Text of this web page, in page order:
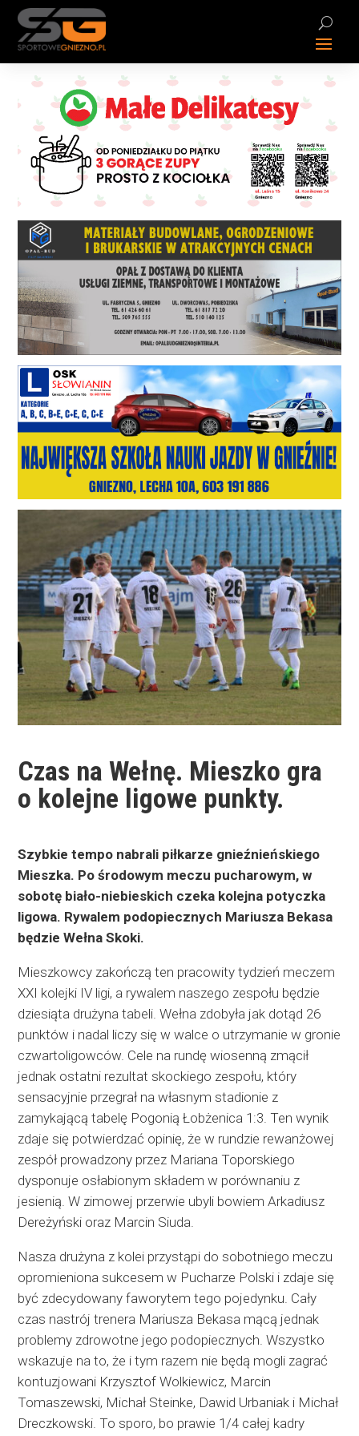
Czas na Wełnę. Mieszko gra
o kolejne ligowe punkty.
Szybkie tempo nabrali piłkarze gnieźnieńskiego
Mieszka. Po środowym meczu pucharowym, w
sobotę biało-niebieskich czeka kolejna potyczka
ligowa. Rywalem podopiecznych Mariusza Bekasa
będzie Wełna Skoki.
Mieszkowcy zakończą ten pracowity tydzień meczem
XXI kolejki IV ligi, a rywalem naszego zespołu będzie
dziesiąta drużyna tabeli. Wełna zdobyła jak dotąd 26
punktów i nadal liczy się w walce o utrzymanie w gronie
czwartoligowców. Cele na rundę wiosenną zmącił
jednak ostatni rezultat skockiego zespołu, który
sensacyjnie przegrał na własnym stadionie z
zamykającą tabelę Pogonią Łobżenica 1:3. Ten wynik
zdaje się potwierdzać opinię, że w rundzie rewanżowej
zespół prowadzony przez Mariana Toporskiego
dysponuje osłabionym składem w porównaniu z
jesienią. W zimowej przerwie ubyli bowiem Arkadiusz
Dereżyński oraz Marcin Siuda.
Nasza drużyna z kolei przystąpi do sobotniego meczu
opromieniona sukcesem w Pucharze Polski i zdaje się
być zdecydowany faworytem tego pojedynku. Cały
czas nastrój trenera Mariusza Bekasa mącą jednak
problemy zdrowotne jego podopiecznych. Wszystko
wskazuje na to, że i tym razem nie będą mogli zagrać
kontuzjowani Krzysztof Wolkiewicz, Marcin
Tomaszewski, Michał Steinke, Dawid Urbaniak i Michał
Dreczkowski. To sporo, bo prawie 1/4 całej kadry